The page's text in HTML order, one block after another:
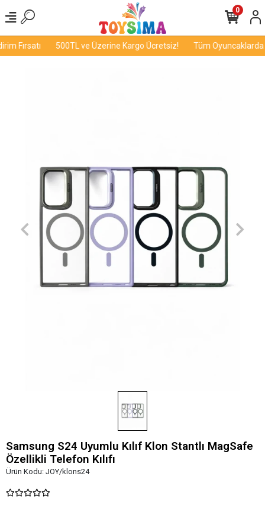
Fırsatı 500TL ve Üzerine Kargo Ücretsiz! Tüm Oyuncaklarda
0
Samsung S24 Uyumlu Kılıf Klon Stantlı MagSafe
Özellikli Telefon Kılıfı
Ürün Kodu: JOY/klons24